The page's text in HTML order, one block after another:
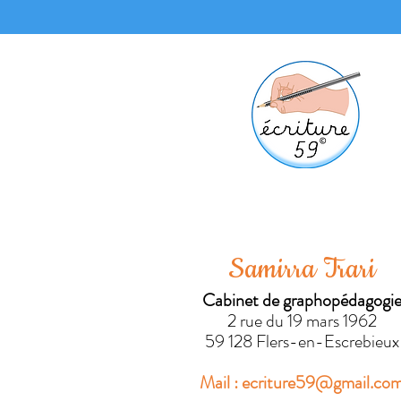
Samirra Trari
Cabinet de graphopédagogie
2 rue du 19 mars 1962
59 128 Flers-en-Escrebieux
Mail :